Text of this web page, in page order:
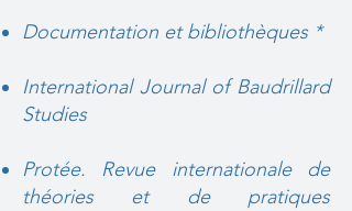
Documentation et bibliothèques*
International Journal of Baudrillard
Studies
Protée. Revue internationale de
théories et de pratiques